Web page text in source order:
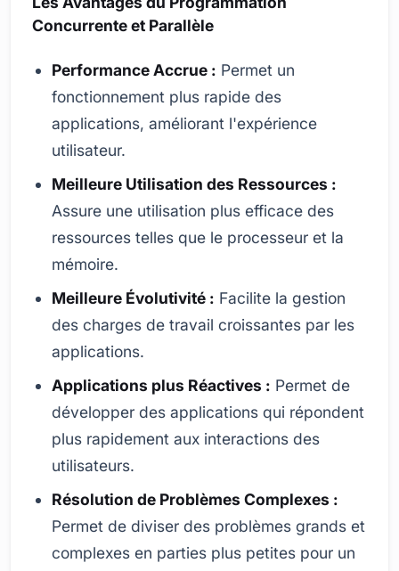
Concurrente et Parallèle
Performance Accrue : Permet un
fonctionnement plus rapide des
applications, améliorant l'expérience
utilisateur.
Meilleure Utilisation des Ressources :
Assure une utilisation plus efficace des
ressources telles que le processeur et la
mémoire.
Meilleure Évolutivité : Facilite la gestion
des charges de travail croissantes par les
applications.
Applications plus Réactives : Permet de
développer des applications qui répondent
plus rapidement aux interactions des
utilisateurs.
Résolution de Problèmes Complexes :
Permet de diviser des problèmes grands et
complexes en parties plus petites pour un